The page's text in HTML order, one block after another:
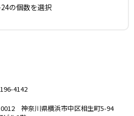
の個数を選択
4142
神奈川県横浜市中区相生町5-94